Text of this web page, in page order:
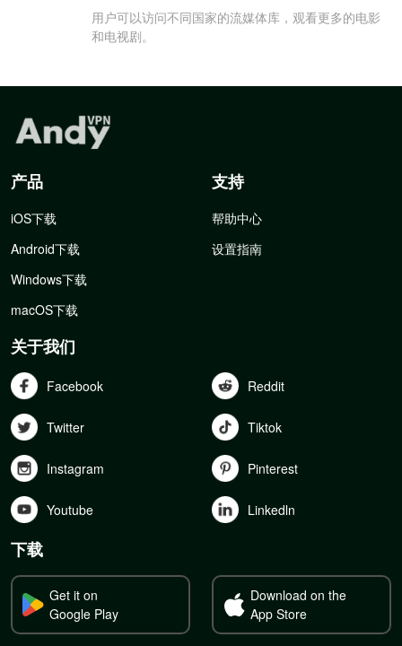
用户可以访问不同国家的流媒体库，观看更多的电影
和电视剧。
产品
iOS下载
Android下载
Windows下载
macOS下载
支持
帮助中心
设置指南
关于我们
Facebook Reddit
Twitter Tiktok
Instagram Pinterest
Youtube Linkedln
下载
Get it on
Google Play
Download on the
App Store